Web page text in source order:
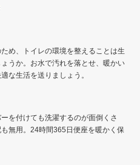
め、トイレの環境を整えることは生
うか。お水で汚れを落とせ、暖かい
な生活を送りましょう。
を付けても洗濯するのが面倒くさ
無用。24時間365日便座を暖かく保